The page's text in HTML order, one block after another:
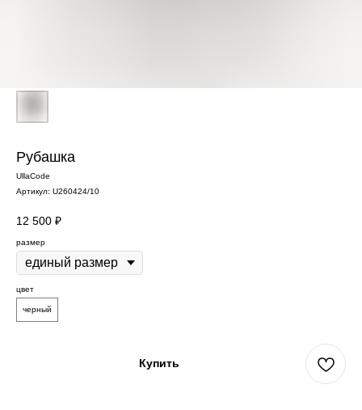
Рубашка
UllaCode
Артикул: U260424/10
12 500 ₽
размер
цвет
черный
Купить